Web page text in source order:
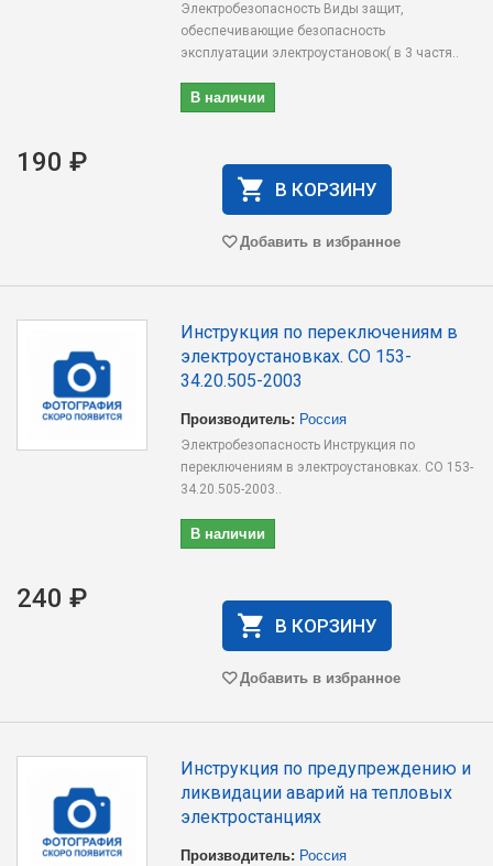
Электробезопасность Виды защит,
обеспечивающие безопасность
эксплуатации электроустановок( в 3 частя..
В наличии
190 ₽
В КОРЗИНУ
Добавить в избранное
Инструкция по переключениям в
электроустановках. СО 153-
34.20.505-2003
Производитель: Россия
Электробезопасность Инструкция по
переключениям в электроустановках. СО 153-
34.20.505-2003..
В наличии
240 ₽
В КОРЗИНУ
Добавить в избранное
Инструкция по предупреждению и
ликвидации аварий на тепловых
электростанциях
Производитель: Россия